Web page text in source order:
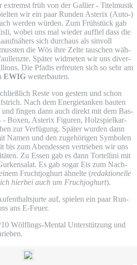
extremst früh von der Gal­li­er - Titel­mu­sik
wir ein paar Run­den Aste­rix (Auto-)
wer­den wür­den. Zum Früh­stück gab
wobei uns mal wie­der auf­fiel dass die
sich durch­aus als sin­voll
die Wös ihre Zel­te tau­schen wäh­
Spä­ter wid­me­ten wir uns diver­
Die Pfadis erfreu­ten sich so sehr am
EWIG weiterbauten.
Res­te von ges­tern und schon
Nach dem Ener­gie­tan­ken bau­ten
fin­gen dann auch direkt mit dem Bas­
- Boxen, Aste­rix Figu­ren, Holz­spiel­kar­
zur Ver­fü­gung. Spä­ter wur­den dann
Namen und den zuge­hö­ri­gen Sym­bo­len
bis zum Abend­essen ver­trie­ben wir uns
Zu Essen gab es dann Tor­tel­li­ni mit
Es gab sogar Eis zum Nach­
Frucht­jo­ghurt ähnel­te (redak­tio­nel­le
hier­bei auch um Fruch­jo­ghurt).
auf, spie­len ein paar Run­
ans E-Feuer.
Wöl­f­lings-Men­tal Unter­stüt­zung und